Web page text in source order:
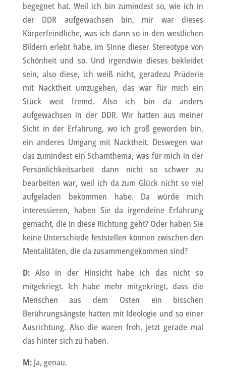
begegnet hat. Weil ich bin zumindest so, wie ich in
der DDR aufgewachsen bin, mir war dieses
Körperfeindliche, was ich dann so in den westlichen
Bildern erlebt habe, im Sinne dieser Stereotype von
Schönheit und so. Und irgendwie dieses bekleidet
sein, also diese, ich weiß nicht, geradezu Prüderie
mit Nacktheit umzugehen, das war für mich ein
Stück weit fremd. Also ich bin da anders
aufgewachsen in der DDR. Wir hatten aus meiner
Sicht in der Erfahrung, wo ich groß geworden bin,
ein anderes Umgang mit Nacktheit. Deswegen war
das zumindest ein Schamthema, was für mich in der
Persönlichkeitsarbeit dann nicht so schwer zu
bearbeiten war, weil ich da zum Glück nicht so viel
aufgeladen bekommen habe. Da würde mich
interessieren, haben Sie da irgendeine Erfahrung
gemacht, die in diese Richtung geht? Oder haben Sie
keine Unterschiede feststellen können zwischen den
Mentalitäten, die da zusammengekommen sind?
D:Also in der Hinsicht habe ich das nicht so
mitgekriegt. Ich habe mehr mitgekriegt, dass die
Menschen aus dem Osten ein bisschen
Berührungsängste hatten mit Ideologie und so einer
Ausrichtung. Also die waren froh, jetzt gerade mal
das hinter sich zu haben.
M:Ja, genau.